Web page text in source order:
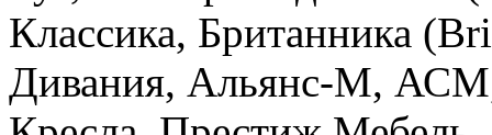
Классика, Британника
Дивания, Альянс-М,